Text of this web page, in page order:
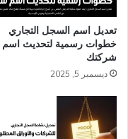
تعديل اسم السجل التجاري
خطوات رسمية لتحديث اسم
شركتك
ديسمبر 5, 2025